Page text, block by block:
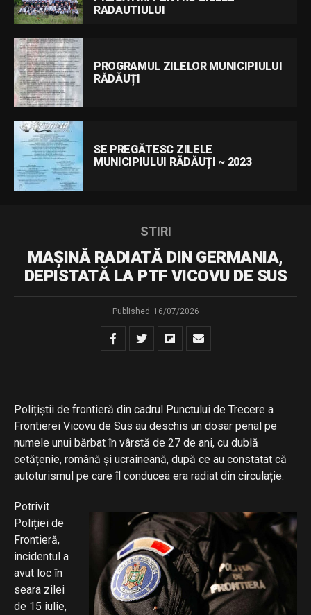
RADAUTIULUI
PROGRAMUL ZILELOR MUNICIPIULUI
RĂDĂUȚI
SE PREGĂTESC ZILELE
MUNICIPIULUI RĂDĂUȚI ~ 2023
STIRI
MAȘINĂ RADIATĂ DIN GERMANIA,
DEPISTATĂ LA PTF VICOVU DE SUS
Published 16/07/2026
Polițiștii de frontieră din cadrul Punctului de Trecere a
Frontierei Vicovu de Sus au deschis un dosar penal pe
numele unui bărbat în vârstă de 27 de ani, cu dublă
cetățenie, română și ucraineană, după ce au constatat că
autoturismul pe care îl conducea era radiat din circulație.
Potrivit
Poliției de
Frontieră,
incidentul a
avut loc în
seara zilei
de 15 iulie,